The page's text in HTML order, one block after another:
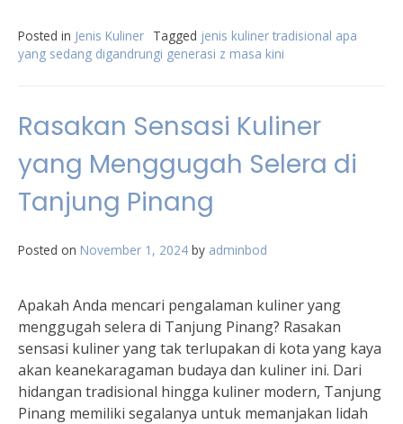
Posted in Jenis Kuliner Tagged jenis kuliner tradisional apa
yang sedang digandrungi generasi z masa kini
Rasakan Sensasi Kuliner
yang Menggugah Selera di
Tanjung Pinang
Posted on November 1, 2024 by adminbod
Apakah Anda mencari pengalaman kuliner yang
menggugah selera di Tanjung Pinang? Rasakan
sensasi kuliner yang tak terlupakan di kota yang kaya
akan keanekaragaman budaya dan kuliner ini. Dari
hidangan tradisional hingga kuliner modern, Tanjung
Pinang memiliki segalanya untuk memanjakan lidah